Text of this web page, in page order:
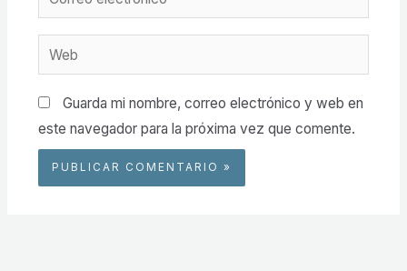
electrónico
Web
Guarda mi nombre, correo electrónico y web en
este navegador para la próxima vez que comente.